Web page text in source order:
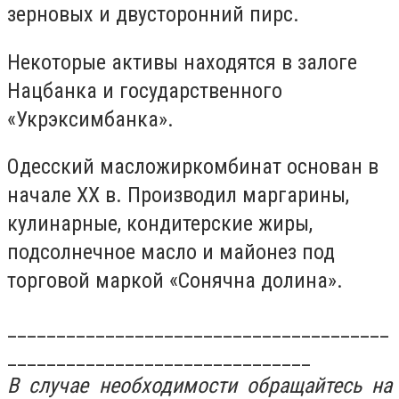
зерновых и двусторонний пирс.
Некоторые активы находятся в залоге
Нацбанка и государственного
«Укрэксимбанка».
Одесский масложиркомбинат основан в
начале XX в. Производил маргарины,
кулинарные, кондитерские жиры,
подсолнечное масло и майонез под
торговой маркой «Сонячна долина».
В случае необходимости обращайтесь на